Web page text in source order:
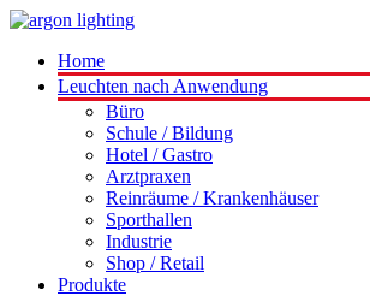
Home
Leuchten nach Anwendung
Büro
Schule / Bildung
Hotel / Gastro
Arztpraxen
Reinräume / Krankenhäuser
Sporthallen
Industrie
Shop / Retail
Produkte